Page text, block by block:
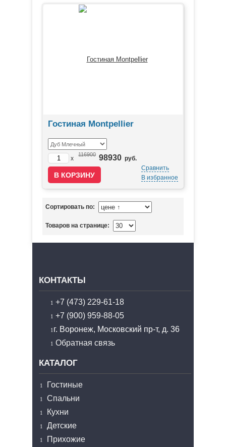
Гостиная Montpellier
x
116900 98930 руб.
Сравнить
В избранное
Сортировать по:
Товаров на странице:
КОНТАКТЫ
+7 (473) 229-61-18
+7 (900) 959-88-05
г. Воронеж, Московский пр-т, д. 36
Обратная связь
КАТАЛОГ
Гостиные
Спальни
Кухни
Детские
Прихожие